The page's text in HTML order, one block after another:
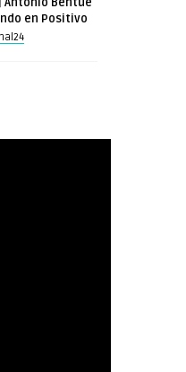
en Positivo